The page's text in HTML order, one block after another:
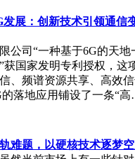
展：创新技术引领通信
公司“一种基于6G的天
获国家发明专利授权，这
、频谱资源共享、高效
落地应用铺设了一条“
难题，以硬核技术逐梦